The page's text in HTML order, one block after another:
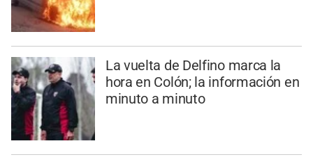
La vuelta de Delfino marca la
hora en Colón; la información en
minuto a minuto